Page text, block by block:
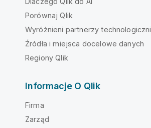
Porównaj Qlik
Wyróżnieni partnerzy technologiczni
Źródła i miejsca docelowe danych
Regiony Qlik
Informacje O Qlik
Firma
Zarząd